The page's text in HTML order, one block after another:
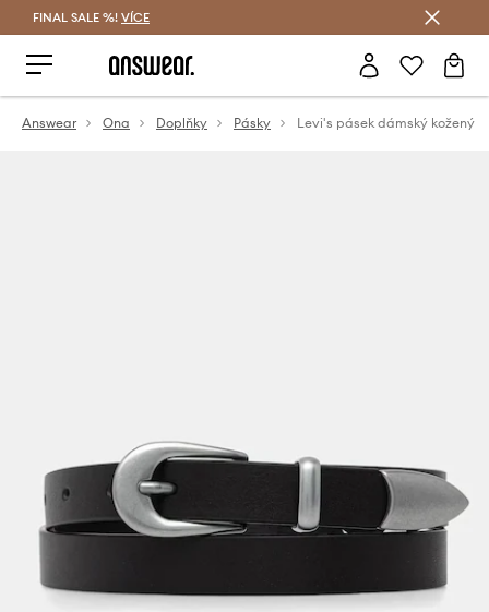
FINAL SALE %! VÍCE
Answear Ona Doplňky Pásky Levi's pásek dámský kožený